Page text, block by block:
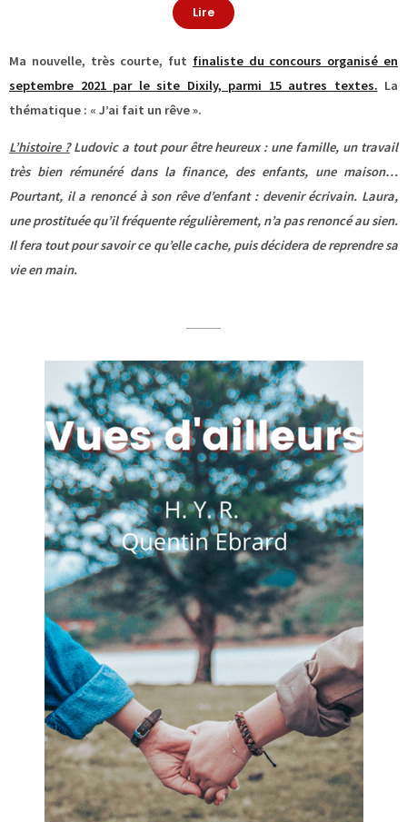
Lire
Ma nouvelle, très courte, fut finaliste du concours organisé en
septembre 2021 par le site Dixily, parmi 15 autres textes. La
thématique : « J’ai fait un rêve ».
L’histoire ?Ludovic a tout pour être heureux : une famille, un travail
très bien rémunéré dans la finance, des enfants, une maison…
Pourtant, il a renoncé à son rêve d’enfant : devenir écrivain. Laura,
une prostituée qu’il fréquente régulièrement, n’a pas renoncé au sien.
Il fera tout pour savoir ce qu’elle cache, puis décidera de reprendre sa
vie en main.